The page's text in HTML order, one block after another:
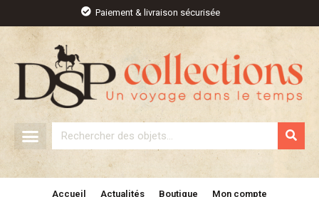
contenu
Paiement & livraison sécurisée
Rechercher
Accueil Actualités Boutique Mon compte